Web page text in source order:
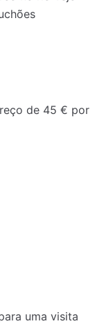
de 45 € por
uma visita